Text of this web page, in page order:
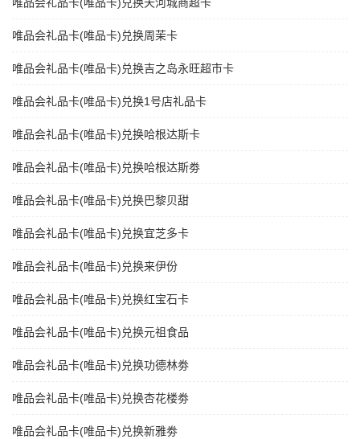
唯品会礼品卡(唯品卡)兑换周茉卡
唯品会礼品卡(唯品卡)兑换吉之岛永旺超市卡
唯品会礼品卡(唯品卡)兑换1号店礼品卡
唯品会礼品卡(唯品卡)兑换哈根达斯卡
唯品会礼品卡(唯品卡)兑换哈根达斯劵
唯品会礼品卡(唯品卡)兑换巴黎贝甜
唯品会礼品卡(唯品卡)兑换宜芝多卡
唯品会礼品卡(唯品卡)兑换来伊份
唯品会礼品卡(唯品卡)兑换红宝石卡
唯品会礼品卡(唯品卡)兑换元祖食品
唯品会礼品卡(唯品卡)兑换功德林劵
唯品会礼品卡(唯品卡)兑换杏花楼劵
唯品会礼品卡(唯品卡)兑换新雅劵